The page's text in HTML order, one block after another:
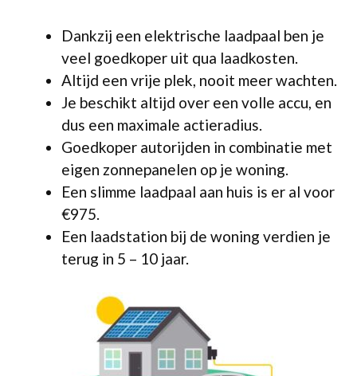
Dankzij een elektrische laadpaal ben je
veel goedkoper uit qua laadkosten.
Altijd een vrije plek, nooit meer wachten.
Je beschikt altijd over een volle accu, en
dus een maximale actieradius.
Goedkoper autorijden in combinatie met
eigen zonnepanelen op je woning.
Een slimme laadpaal aan huis is er al voor
€975.
Een laadstation bij de woning verdien je
terug in 5 – 10 jaar.